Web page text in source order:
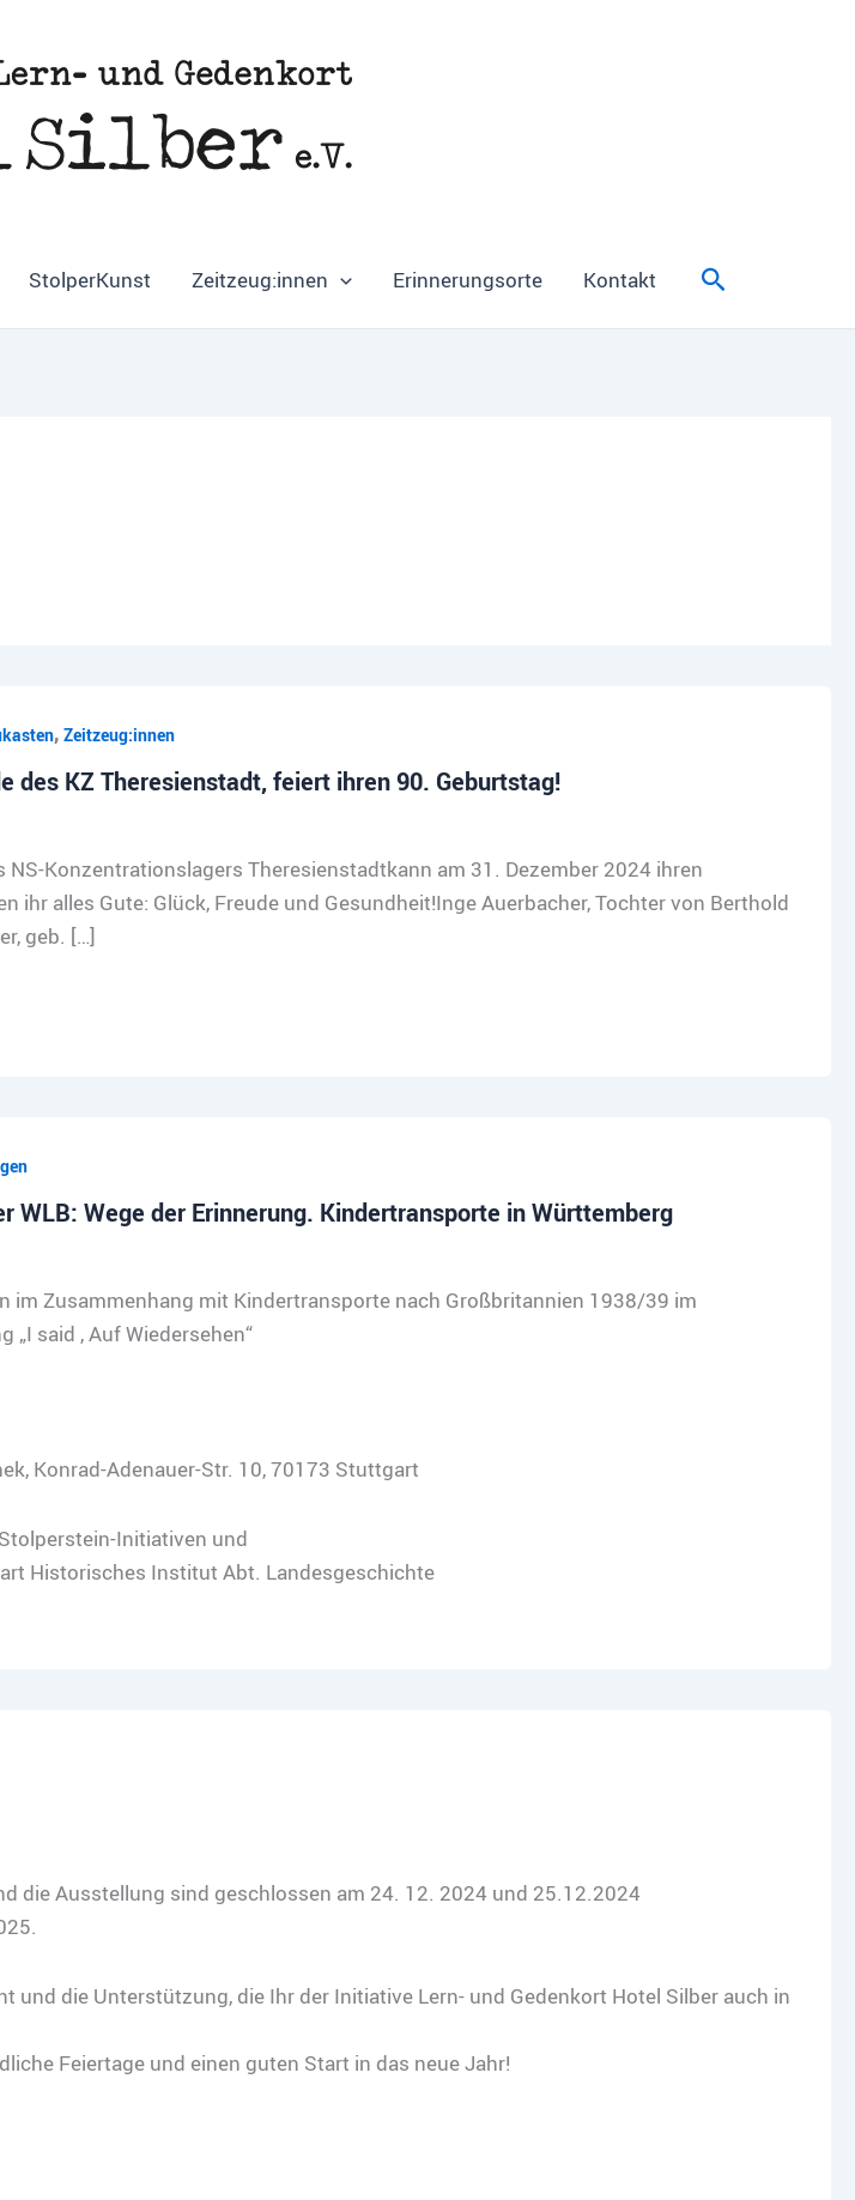
StolperKunst Zeitzeug:innen Erinnerungsorte Kontakt Suchen
, Zeitzeug:innen
des KZ Theresienstadt, feiert ihren 90. Geburtstag!
NS-Konzentrationslagers Theresienstadtkann am 31. Dezember 2024 ihren
ihr alles Gute: Glück, Freude und Gesundheit!Inge Auerbacher, Tochter von Berthold
geb. […]
WLB: Wege der Erinnerung. Kindertransporte in Württemberg
im Zusammenhang mit Kindertransporte nach Großbritannien 1938/39 im
said , Auf Wiedersehen“
Konrad-Adenauer-Str. 10, 70173 Stuttgart
Initiativen und
Historisches Institut Abt. Landesgeschichte
die Ausstellung sind geschlossen am 24. 12. 2024 und 25.12.2024
und die Unterstützung, die Ihr der Initiative Lern- und Gedenkort Hotel Silber auch in
Feiertage und einen guten Start in das neue Jahr!